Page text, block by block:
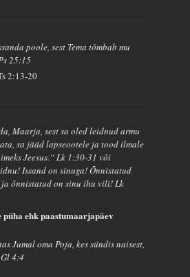
poole, sest Tema tõmbab mu
25:15
2:13-20
Maarja, sest sa oled leidnud armu
sa jääd lapseootele ja tood ilmale
Jeesus.“ Lk 1:30-31 või
Issand on sinuga! Õnnistatud
ja õnnistatud on sinu ihu vili! Lk
ehk paastumaarjapäev
Jumal oma Poja, kes sündis naisest,
4:4